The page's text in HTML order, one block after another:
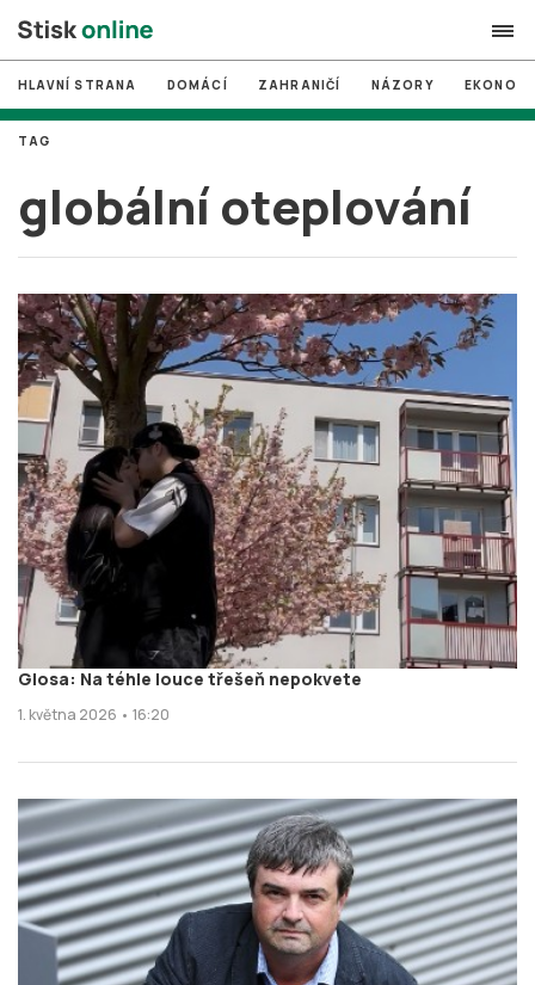
search
# MUNI
# Brno
# volby
login PŘIHLÁSIT SE
Zapomněli jste heslo?
Založit nový účet
HLAVNÍ STRANA DOMÁCÍ ZAHRANIČÍ NÁZORY
globální oteplování
TAG
Glosa: Na téhle louce třešeň nepokvete
1. května 2026 • 16:20